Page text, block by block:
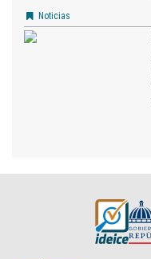
Noticias